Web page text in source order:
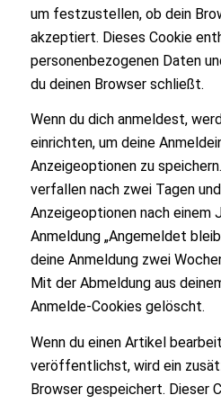
um festzustellen, ob dein
akzeptiert. Dieses Cookie
personenbezogenen Daten
du deinen Browser schließt.
Wenn du dich anmeldest,
einrichten, um deine
Anzeigeoptionen zu
verfallen nach zwei Tagen
Anzeigeoptionen nach einem
Anmeldung „Angemeldet
deine Anmeldung zwei
Mit der Abmeldung aus
Anmelde-Cookies gelöscht.
Wenn du einen Artikel
veröffentlichst, wird ein
Browser gespeichert. Dieser